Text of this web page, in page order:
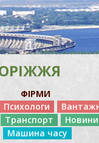
ФІРМИ
Психологи
Транспорт
Машина часу